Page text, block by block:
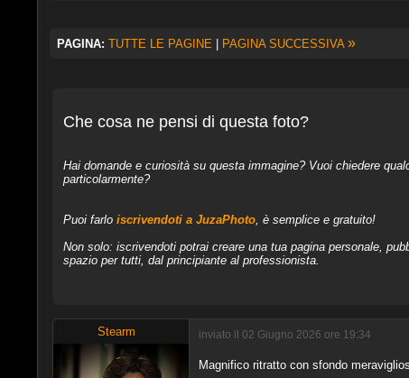
PAGINA: TUTTE LE PAGINE PAGINA SUCCESSIVA »
Che cosa ne pensi di questa foto?
Hai domande e curiosità su questa immagine? Vuoi chiedere
particolarmente?
Puoi farlo iscrivendoti a JuzaPhoto, è semplice e gratuito!
Non solo: iscrivendoti potrai creare una tua pagina personale,
spazio per tutti, dal principiante al professionista.
Stearm inviato il 02 Giugno 2026 ore 19:34
Magnifico ritratto con sfondo